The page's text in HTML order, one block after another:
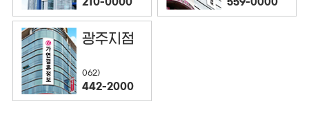
210-0000 559-0000
광주지점
062)
442-2000